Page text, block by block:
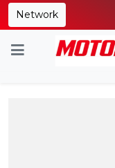
Network